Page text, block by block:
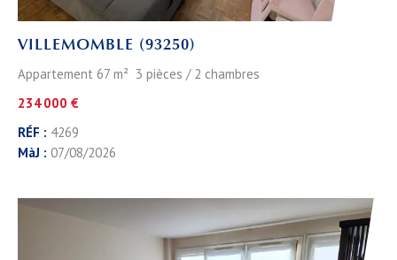
VILLEMOMBLE (93250)
Appartement 67 m² 3 pièces / 2 chambres
234 000 €
RÉF : 4269
MàJ : 07/08/2026